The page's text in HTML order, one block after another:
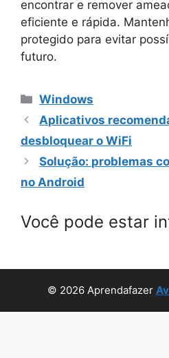
encontrar e remover
eficiente e rápida.
protegido para evitar
futuro.
Categorias
Windows
Aplicativos
desbloquear o WiFi
Solução: problemas
no Android
Você pode estar
© 2026 Aprendafazer